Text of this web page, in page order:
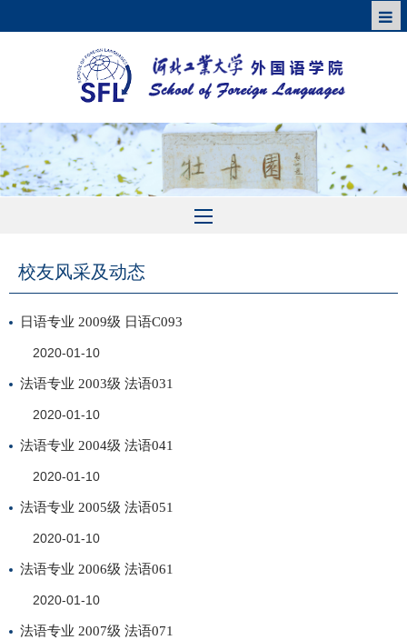
校友风采及动态
日语专业 2009级 日语C093
2020-01-10
法语专业 2003级 法语031
2020-01-10
法语专业 2004级 法语041
2020-01-10
法语专业 2005级 法语051
2020-01-10
法语专业 2006级 法语061
2020-01-10
法语专业 2007级 法语071